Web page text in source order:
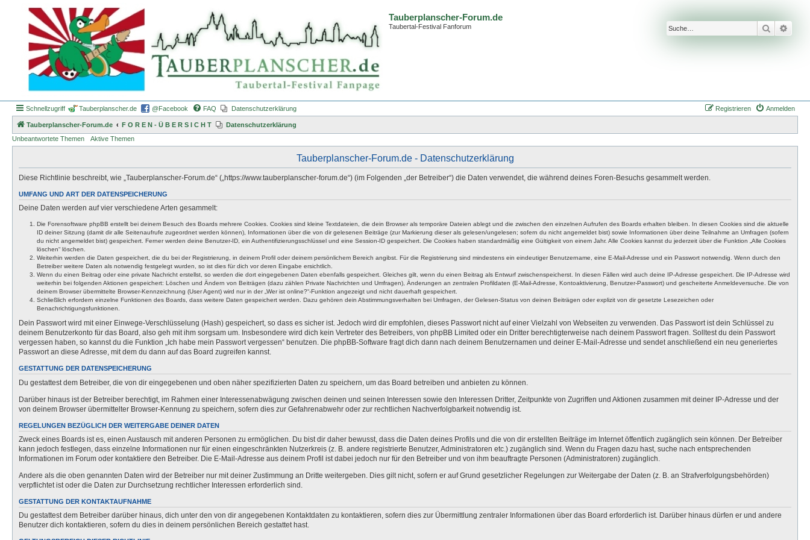
Tauberplanscher-Forum.de
Taubertal-Festival Fanforum Suche
Schnellzugriff Tauberplanscher.de @Facebook FAQ Datenschutzerklärung Anmelden
Registrieren
Tauberplanscher-Forum.de F O R E N - Ü B E R S I C H T
Datenschutzerklärung
Unbeantwortete Themen
Aktive Themen
Tauberplanscher-Forum.de - Datenschutzerklärung
Diese Richtlinie beschreibt, wie „Tauberplanscher-Forum.de“ („https://www.tauberplanscher-forum.de“) (im Folgenden „der Betreiber“) die Daten verwendet, die während deines Foren-Besuchs gesammelt werden.
UMFANG UND ART DER DATENSPEICHERUNG
Deine Daten werden auf vier verschiedene Arten gesammelt:
Die Forensoftware phpBB erstellt bei deinem Besuch des Boards mehrere Cookies. Cookies sind kleine Textdateien, die dein Browser als temporäre Dateien ablegt und die zwischen den einzelnen Aufrufen des Boards erhalten bleiben. In diesen Cookies sind die aktuelle
ID deiner Sitzung (damit dir alle Seitenaufrufe zugeordnet werden können), Informationen über die von dir gelesenen Beiträge (zur Markierung dieser als gelesen/ungelesen; sofern du nicht angemeldet bist) sowie Informationen über deine Teilnahme an Umfragen (sofern
du nicht angemeldet bist) gespeichert. Ferner werden deine Benutzer-ID, ein Authentifizierungsschlüssel und eine Session-ID gespeichert. Die Cookies haben standardmäßig eine Gültigkeit von einem Jahr. Alle Cookies kannst du jederzeit über die Funktion „Alle Cookies
löschen“ löschen.
Weiterhin werden die Daten gespeichert, die du bei der Registrierung, in deinem Profil oder deinem persönlichem Bereich angibst. Für die Registrierung sind mindestens ein eindeutiger Benutzername, eine E-Mail-Adresse und ein Passwort notwendig. Wenn durch den
Betreiber weitere Daten als notwendig festgelegt wurden, so ist dies für dich vor deren Eingabe ersichtlich.
Wenn du einen Beitrag oder eine private Nachricht erstellst, so werden die dort eingegebenen Daten ebenfalls gespeichert. Gleiches gilt, wenn du einen Beitrag als Entwurf zwischenspeicherst. In diesen Fällen wird auch deine IP-Adresse gespeichert. Die IP-Adresse wird
weiterhin bei folgenden Aktionen gespeichert: Löschen und Ändern von Beiträgen (dazu zählen Private Nachrichten und Umfragen), Änderungen an zentralen Profildaten (E-Mail-Adresse, Kontoaktivierung, Benutzer-Passwort) und gescheiterte Anmeldeversuche. Die von
deinem Browser übermittelte Browser-Kennzeichnung (User Agent) wird nur in der „Wer ist online?“-Funktion angezeigt und nicht dauerhaft gespeichert.
Schließlich erfordern einzelne Funktionen des Boards, dass weitere Daten gespeichert werden. Dazu gehören dein Abstimmungsverhalten bei Umfragen, der Gelesen-Status von deinen Beiträgen oder explizit von dir gesetzte Lesezeichen oder
Benachrichtigungsfunktionen.
Dein Passwort wird mit einer Einwege-Verschlüsselung (Hash) gespeichert, so dass es sicher ist. Jedoch wird dir empfohlen, dieses Passwort nicht auf einer Vielzahl von Webseiten zu verwenden. Das Passwort ist dein Schlüssel zu
deinem Benutzerkonto für das Board, also geh mit ihm sorgsam um. Insbesondere wird dich kein Vertreter des Betreibers, von phpBB Limited oder ein Dritter berechtigterweise nach deinem Passwort fragen. Solltest du dein Passwort
vergessen haben, so kannst du die Funktion „Ich habe mein Passwort vergessen“ benutzen. Die phpBB-Software fragt dich dann nach deinem Benutzernamen und deiner E-Mail-Adresse und sendet anschließend ein neu generiertes
Passwort an diese Adresse, mit dem du dann auf das Board zugreifen kannst.
GESTATTUNG DER DATENSPEICHERUNG
Du gestattest dem Betreiber, die von dir eingegebenen und oben näher spezifizierten Daten zu speichern, um das Board betreiben und anbieten zu können.
Darüber hinaus ist der Betreiber berechtigt, im Rahmen einer Interessenabwägung zwischen deinen und seinen Interessen sowie den Interessen Dritter, Zeitpunkte von Zugriffen und Aktionen zusammen mit deiner IP-Adresse und der
von deinem Browser übermittelter Browser-Kennung zu speichern, sofern dies zur Gefahrenabwehr oder zur rechtlichen Nachverfolgbarkeit notwendig ist.
REGELUNGEN BEZÜGLICH DER WEITERGABE DEINER DATEN
Zweck eines Boards ist es, einen Austausch mit anderen Personen zu ermöglichen. Du bist dir daher bewusst, dass die Daten deines Profils und die von dir erstellten Beiträge im Internet öffentlich zugänglich sein können. Der Betreiber
kann jedoch festlegen, dass einzelne Informationen nur für einen eingeschränkten Nutzerkreis (z. B. andere registrierte Benutzer, Administratoren etc.) zugänglich sind. Wenn du Fragen dazu hast, suche nach entsprechenden
Informationen im Forum oder kontaktiere den Betreiber. Die E-Mail-Adresse aus deinem Profil ist dabei jedoch nur für den Betreiber und von ihm beauftragte Personen (Administratoren) zugänglich.
Andere als die oben genannten Daten wird der Betreiber nur mit deiner Zustimmung an Dritte weitergeben. Dies gilt nicht, sofern er auf Grund gesetzlicher Regelungen zur Weitergabe der Daten (z. B. an Strafverfolgungsbehörden)
verpflichtet ist oder die Daten zur Durchsetzung rechtlicher Interessen erforderlich sind.
GESTATTUNG DER KONTAKTAUFNAHME
Du gestattest dem Betreiber darüber hinaus, dich unter den von dir angegebenen Kontaktdaten zu kontaktieren, sofern dies zur Übermittlung zentraler Informationen über das Board erforderlich ist. Darüber hinaus dürfen er und andere
Benutzer dich kontaktieren, sofern du dies in deinem persönlichen Bereich gestattet hast.